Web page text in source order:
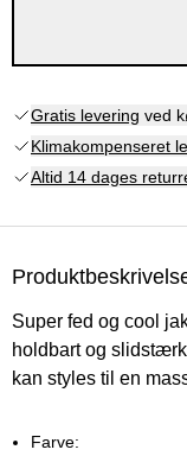
Gratis levering ved
Klimakompenseret
Altid 14 dages
Super fed og cool
holdbart og
kan styles til en
Farve: